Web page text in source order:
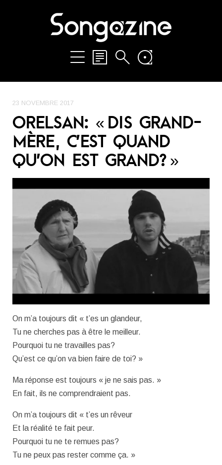
23 NOVEMBRE 2017
ORELSAN: « DIS GRAND-
MÈRE, C’EST QUAND
QU’ON EST GRAND? »
On m’a toujours dit « t’es un glandeur,
Tu ne cherches pas à être le meilleur.
Pourquoi tu ne travailles pas?
Qu’est ce qu’on va bien faire de toi? »
Ma réponse est toujours « je ne sais pas. »
En fait, ils ne comprendraient pas.
On m’a toujours dit « t’es un rêveur
Et la réalité te fait peur.
Pourquoi tu ne te remues pas?
Tu ne peux pas rester comme ça. »